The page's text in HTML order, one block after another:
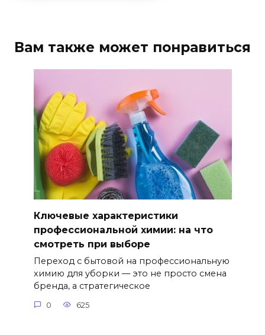
Вам также может понравиться
Ключевые характеристики
профессиональной химии: на что
смотреть при выборе
Переход с бытовой на профессиональную
химию для уборки — это не просто смена
бренда, а стратегическое
0 625